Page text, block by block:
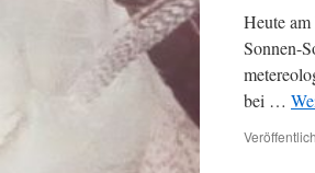
Heute
Sonnen-
bei …